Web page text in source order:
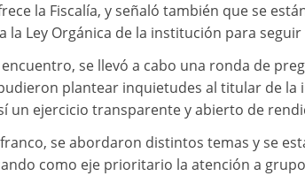
la Fiscalía, y señaló también que se
la Ley Orgánica de la institución para
se llevó a cabo una ronda de
plantear inquietudes al titular de la
un ejercicio transparente y abierto de
se abordaron distintos temas y se
como eje prioritario la atención a